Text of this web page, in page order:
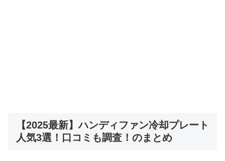
【2025最新】ハンディファン冷却プレート
人気3選！口コミも調査！のまとめ